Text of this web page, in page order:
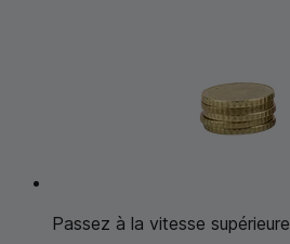
Passez à la vitesse supérieure